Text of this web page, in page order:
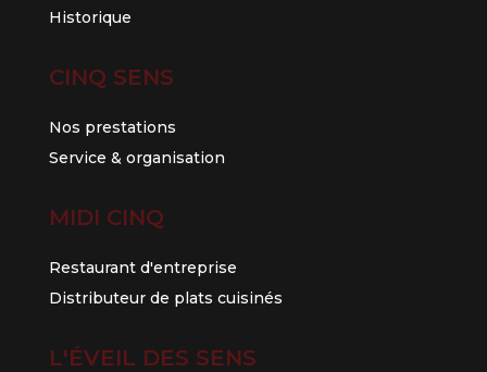
Historique
CINQ SENS
Nos prestations
Service & organisation
MIDI CINQ
Restaurant d'entreprise
Distributeur de plats cuisinés
L'ÉVEIL DES SENS